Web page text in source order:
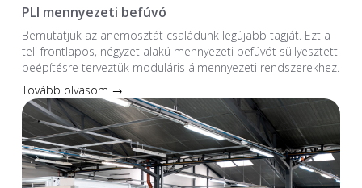
PLI mennyezeti befúvó
Bemutatjuk az anemosztát családunk legújabb tagját. Ezt a
teli frontlapos, négyzet alakú mennyezeti befúvót süllyesztett
beépítésre terveztük moduláris álmennyezeti rendszerekhez.
Tovább olvasom →